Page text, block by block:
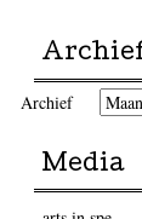
Archief
Media